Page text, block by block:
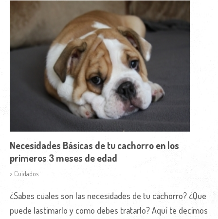
Necesidades Básicas de tu cachorro en los
primeros 3 meses de edad
> Cuidados
¿Sabes cuales son las necesidades de tu cachorro? ¿Que
puede lastimarlo y como debes tratarlo? Aquí te decimos